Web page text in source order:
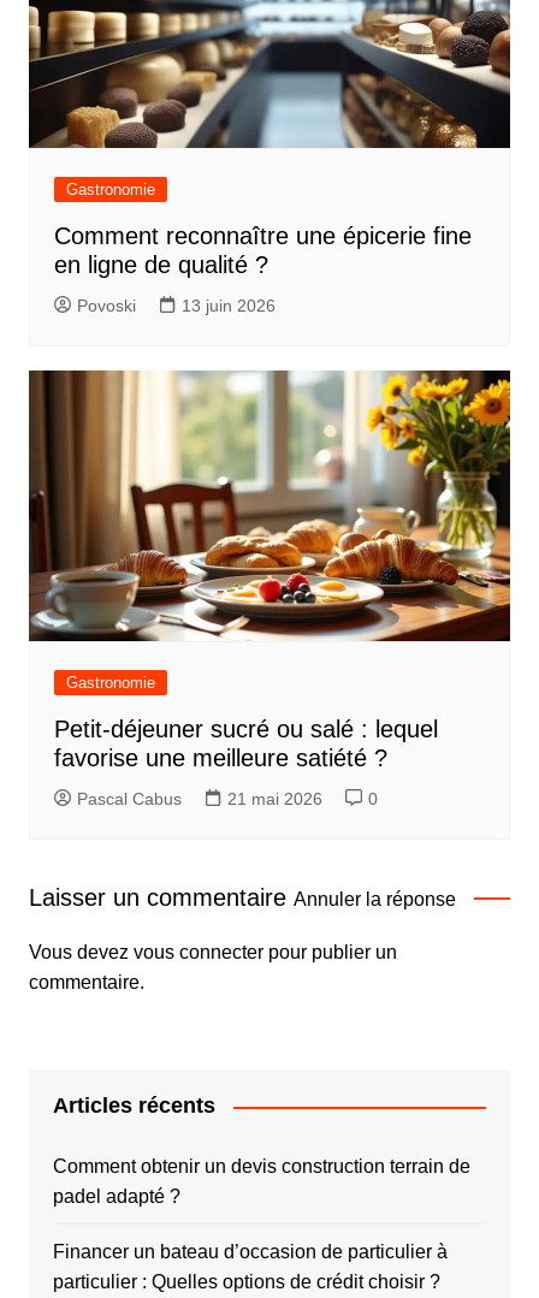
Gastronomie
Comment reconnaître une épicerie fine
en ligne de qualité ?
Povoski 13 juin 2026
Gastronomie
Petit-déjeuner sucré ou salé : lequel
favorise une meilleure satiété ?
Pascal Cabus 21 mai 2026 0
Laisser un commentaire Annuler la réponse
Vous devez vous connecterpour publier un
commentaire.
Articles récents
Comment obtenir un devis construction terrain de
padel adapté ?
Financer un bateau d’occasion de particulier à
particulier : Quelles options de crédit choisir ?